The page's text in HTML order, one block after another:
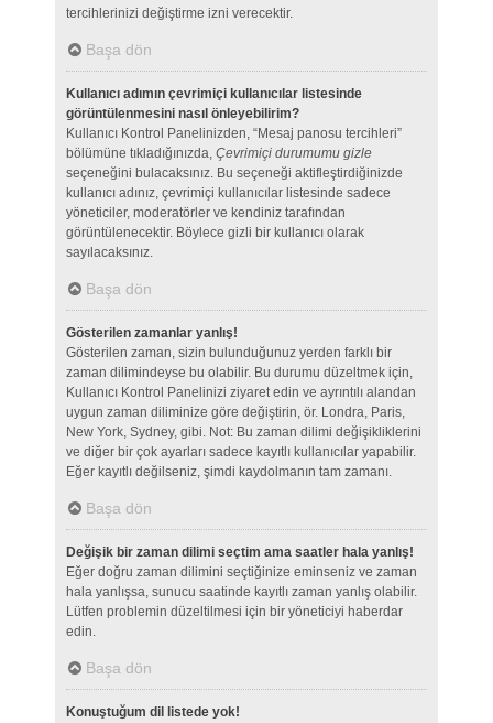
tercihlerinizi değiştirme izni verecektir.
Başa dön
Kullanıcı adımın çevrimiçi kullanıcılar listesinde
görüntülenmesini nasıl önleyebilirim?
Kullanıcı Kontrol Panelinizden, “Mesaj panosu tercihleri”
bölümüne tıkladığınızda, Çevrimiçi durumumu gizle
seçeneğini bulacaksınız. Bu seçeneği aktifleştirdiğinizde
kullanıcı adınız, çevrimiçi kullanıcılar listesinde sadece
yöneticiler, moderatörler ve kendiniz tarafından
görüntülenecektir. Böylece gizli bir kullanıcı olarak
sayılacaksınız.
Başa dön
Gösterilen zamanlar yanlış!
Gösterilen zaman, sizin bulunduğunuz yerden farklı bir
zaman dilimindeyse bu olabilir. Bu durumu düzeltmek için,
Kullanıcı Kontrol Panelinizi ziyaret edin ve ayrıntılı alandan
uygun zaman diliminize göre değiştirin, ör. Londra, Paris,
New York, Sydney, gibi. Not: Bu zaman dilimi değişikliklerini
ve diğer bir çok ayarları sadece kayıtlı kullanıcılar yapabilir.
Eğer kayıtlı değilseniz, şimdi kaydolmanın tam zamanı.
Başa dön
Değişik bir zaman dilimi seçtim ama saatler hala yanlış!
Eğer doğru zaman dilimini seçtiğinize eminseniz ve zaman
hala yanlışsa, sunucu saatinde kayıtlı zaman yanlış olabilir.
Lütfen problemin düzeltilmesi için bir yöneticiyi haberdar
edin.
Başa dön
Konuştuğum dil listede yok!